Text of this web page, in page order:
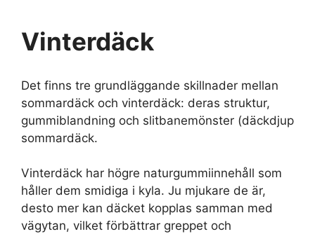
Vinterdäck
Det finns tre grundläggande skillnader mellan
sommardäck och vinterdäck: deras struktur,
gummiblandning och slitbanemönster (däckdjup
sommardäck.
Vinterdäck har högre naturgummiinnehåll som
håller dem smidiga i kyla. Ju mjukare de är,
desto mer kan däcket kopplas samman med
vägytan, vilket förbättrar greppet och